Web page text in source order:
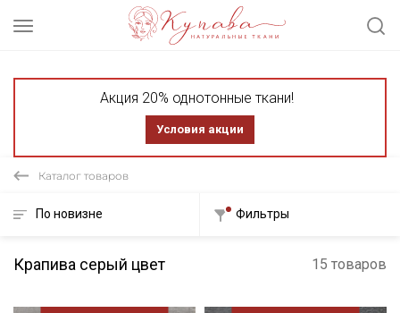
Акция 20% однотонные ткани!
Условия акции
Каталог товаров
По новизне Фильтры
Крапива серый цвет 15 товаров